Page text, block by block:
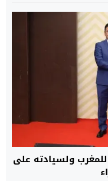
ولسيادته على